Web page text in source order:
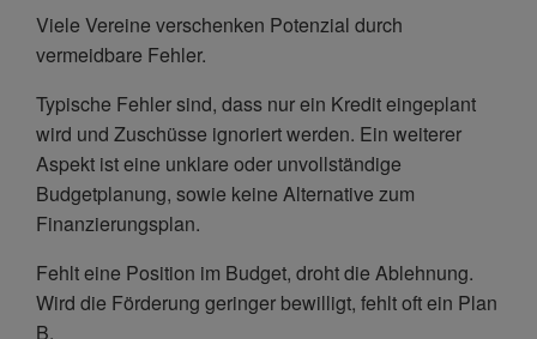
Viele Vereine verschenken Potenzial durch
vermeidbare Fehler.
Typische Fehler sind, dass nur ein Kredit eingeplant
wird und Zuschüsse ignoriert werden. Ein weiterer
Aspekt ist eine unklare oder unvollständige
Budgetplanung, sowie keine Alternative zum
Finanzierungsplan.
Fehlt eine Position im Budget, droht die Ablehnung.
Wird die Förderung geringer bewilligt, fehlt oft ein Plan
B.